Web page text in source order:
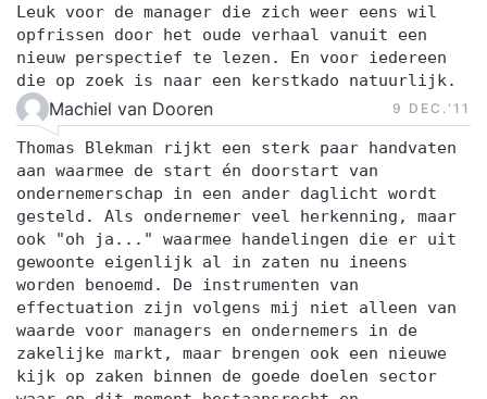
Leuk voor de manager die zich weer eens wil
opfrissen door het oude verhaal vanuit een
nieuw perspectief te lezen. En voor iedereen
die op zoek is naar een kerstkado natuurlijk.
Machiel van Dooren 9 DEC.‘11
Thomas Blekman rijkt een sterk paar handvaten
aan waarmee de start én doorstart van
ondernemerschap in een ander daglicht wordt
gesteld. Als ondernemer veel herkenning, maar
ook "oh ja..." waarmee handelingen die er uit
gewoonte eigenlijk al in zaten nu ineens
worden benoemd. De instrumenten van
effectuation zijn volgens mij niet alleen van
waarde voor managers en ondernemers in de
zakelijke markt, maar brengen ook een nieuwe
kijk op zaken binnen de goede doelen sector